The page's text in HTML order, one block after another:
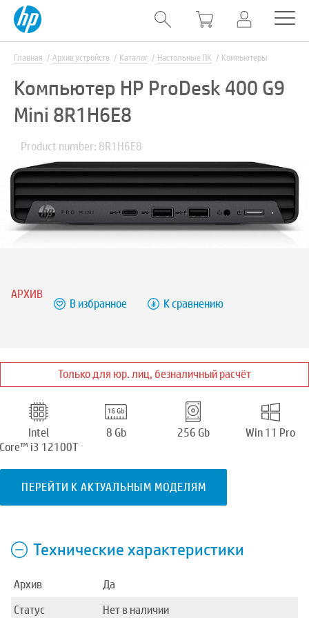
Главная Архив устройств Каталог Настольные ПК Компьютеры
Компьютер HP ProDesk 400 G9
Mini 8R1H6E8
Product number: 8R1H6E8
АРХИВ
В избранное К сравнению
Только для юр. лиц, безналичный расчёт
Intel
Core™ i3 12100T
8 Gb 256 Gb Win 11 Pro
ПЕРЕЙТИ К АКТУАЛЬНЫМ МОДЕЛЯМ
Технические характеристики
Архив
Да
Статус
Нет в наличии